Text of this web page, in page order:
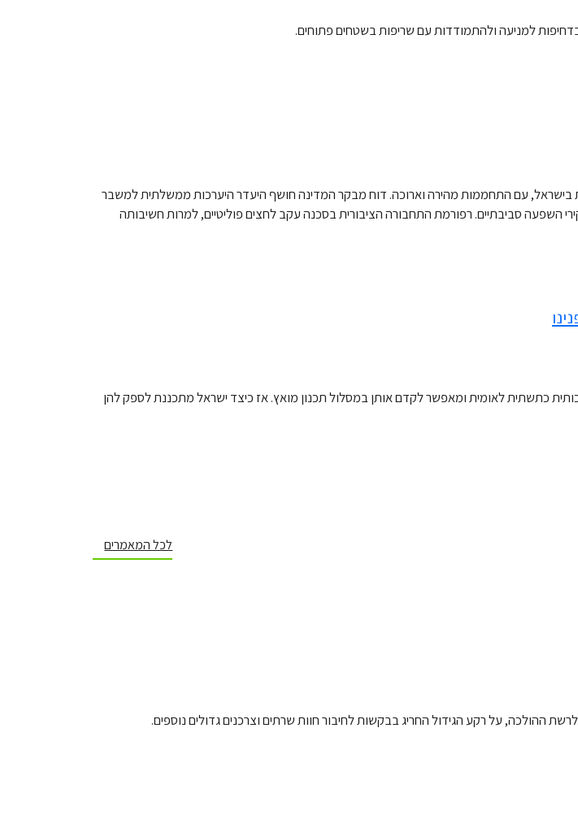
למניעה ולהתמודדות עם שריפות בשטחים פתוחים.
מגרינפיס ישראל: השירות המטאורולוגי מזהיר מגלי חום קיצוניים של 50 מעלות בישראל, עם התחממות מהירה וארוכה. דוח מבקר המדינה חושף היעדר היערכות ממשלתית למשבר
השפעה סביבתיים. רפורמת התחבורה הציבורית בסכנה עקב לחצים פוליטיים, למרות חשיבותה
כתשתית לאומית ומאפשר לקדם אותן במסלול תכנון מואץ. אז כיצד ישראל מתכננת לספק להן
לכל המאמרים
ההולכה, על רקע הגידול החריג בבקשות לחיבור חוות שרתים וצרכנים גדולים נוספים.